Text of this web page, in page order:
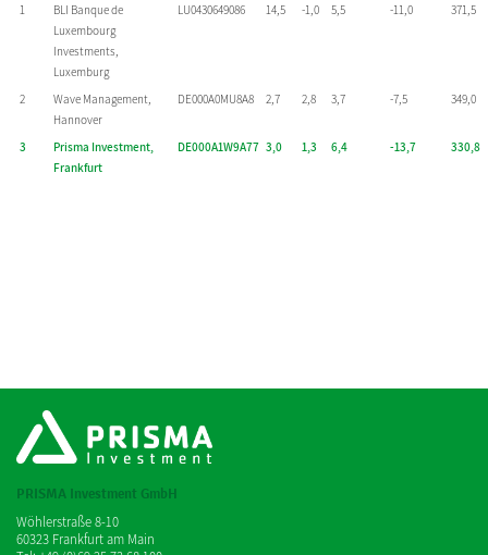
1
BLI Banque de
Luxembourg
Investments,
Luxemburg
LU0430649086 14,5 -1,0 5,5 -11,0 371,5
2
Wave Management,
Hannover
DE000A0MU8A8 2,7 2,8 3,7 -7,5 349,0
3
Prisma Investment,
Frankfurt
DE000A1W9A77 3,0 1,3 6,4 -13,7 330,8
PRISMA Investment GmbH
Wöhlerstraße 8-10
60323 Frankfurt am Main